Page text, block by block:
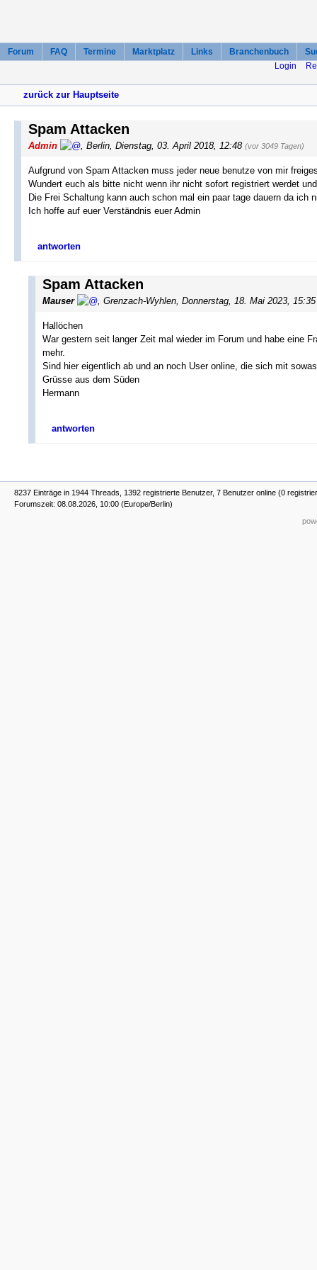
Forum FAQ Termine Marktplatz Links Branchenbuch
Login
zurück zur Hauptseite
Spam Attacken
Admin , Berlin, Dienstag, 03. April 2018, 12:48 (vor 3049 Tagen)
Aufgrund von Spam Attacken muss jeder neue benutze von mir
Wundert euch als bitte nicht wenn ihr nicht sofort registriert werdet
Die Frei Schaltung kann auch schon mal ein paar tage dauern da ich
Ich hoffe auf euer Verständnis euer Admin
antworten
Spam Attacken
Mauser , Grenzach-Wyhlen, Donnerstag, 18. Mai 2023,
Hallöchen
War gestern seit langer Zeit mal wieder im Forum und habe eine
mehr.
Sind hier eigentlich ab und an noch User online, die sich mit
Grüsse aus dem Süden
Hermann
antworten
8237 Einträge in 1944 Threads, 1392 registrierte Benutzer, 7 Benutzer online (0
Forumszeit: 08.08.2026, 10:00 (Europe/Berlin)